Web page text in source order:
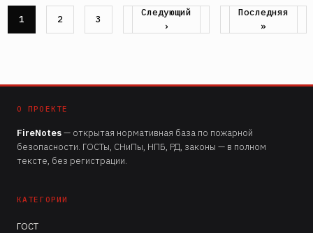
Нумерация
1 Страница
2 Страница
3
Следующая
страница
Следующий
›
Последняя
страница
Последняя
»
О ПРОЕКТЕ
FireNotes— открытая нормативная база по пожарной
безопасности. ГОСТы, СНиПы, НПБ, РД, законы — в полном
тексте, без регистрации.
КАТЕГОРИИ
ГОСТ